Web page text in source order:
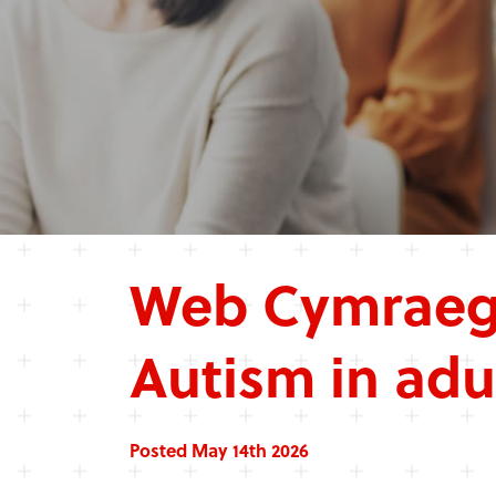
Web
Autism in
Posted May 14th 2026